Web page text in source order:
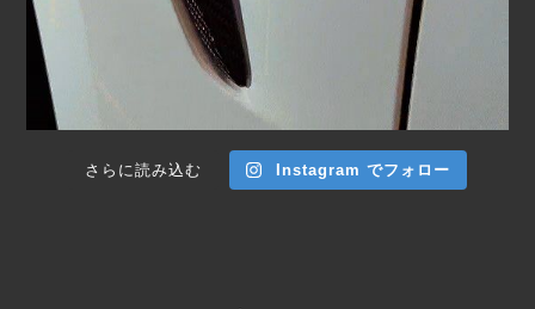
さらに読み込む Instagram でフォロー